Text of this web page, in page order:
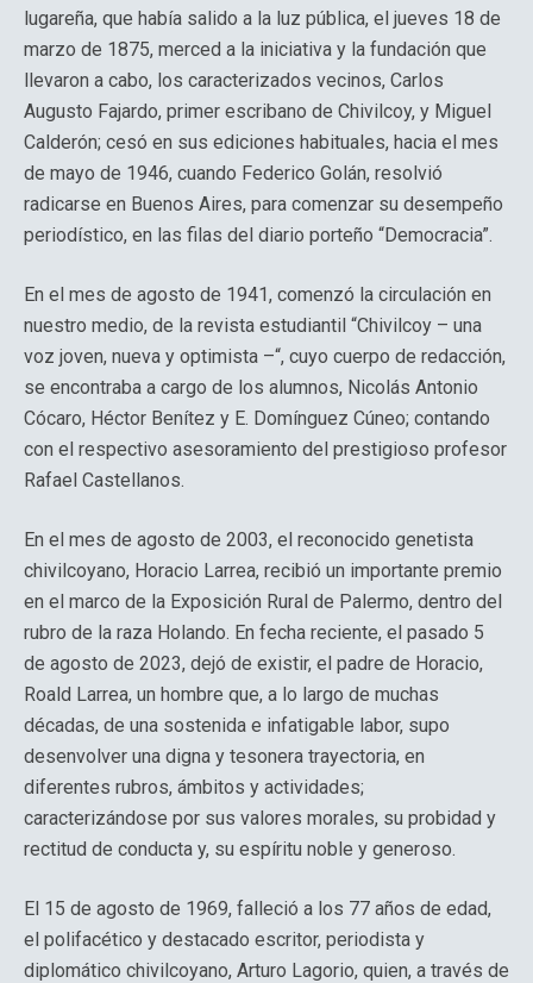
lugareña, que había salido a la luz pública, el jueves 18 de
marzo de 1875, merced a la iniciativa y la fundación que
llevaron a cabo, los caracterizados vecinos, Carlos
Augusto Fajardo, primer escribano de Chivilcoy, y Miguel
Calderón; cesó en sus ediciones habituales, hacia el mes
de mayo de 1946, cuando Federico Golán, resolvió
radicarse en Buenos Aires, para comenzar su desempeño
periodístico, en las filas del diario porteño “Democracia”.
En el mes de agosto de 1941, comenzó la circulación en
nuestro medio, de la revista estudiantil “Chivilcoy – una
voz joven, nueva y optimista –“, cuyo cuerpo de redacción,
se encontraba a cargo de los alumnos, Nicolás Antonio
Cócaro, Héctor Benítez y E. Domínguez Cúneo; contando
con el respectivo asesoramiento del prestigioso profesor
Rafael Castellanos.
En el mes de agosto de 2003, el reconocido genetista
chivilcoyano, Horacio Larrea, recibió un importante premio
en el marco de la Exposición Rural de Palermo, dentro del
rubro de la raza Holando. En fecha reciente, el pasado 5
de agosto de 2023, dejó de existir, el padre de Horacio,
Roald Larrea, un hombre que, a lo largo de muchas
décadas, de una sostenida e infatigable labor, supo
desenvolver una digna y tesonera trayectoria, en
diferentes rubros, ámbitos y actividades;
caracterizándose por sus valores morales, su probidad y
rectitud de conducta y, su espíritu noble y generoso.
El 15 de agosto de 1969, falleció a los 77 años de edad,
el polifacético y destacado escritor, periodista y
diplomático chivilcoyano, Arturo Lagorio, quien, a través de